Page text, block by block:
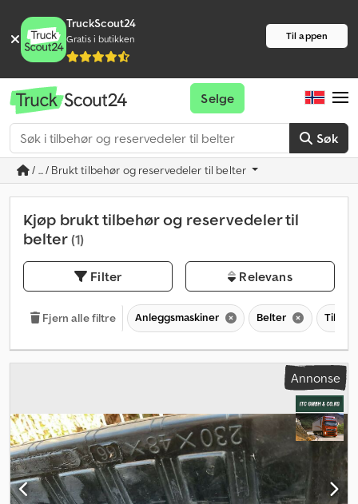
TruckScout24
Gratis i butikken Til appen
Søk
Selge
/ ... / Brukt tilbehør og reservedeler til belter
Kjøp brukt tilbehør og reservedeler til
belter(1)
Filter Relevans
Fjern alle filtre Anleggsmaskiner Belter
Annonse